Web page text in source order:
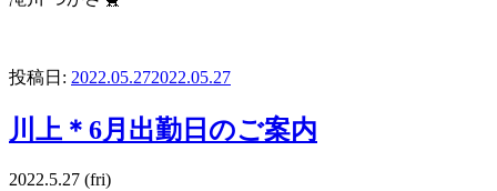
投稿日: 2022.05.272022.05.27
川上＊6月出勤日のご案内
2022.5.27 (fri)